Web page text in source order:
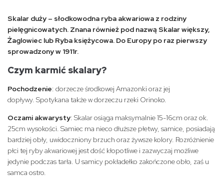
Skalar duży – słodkowodna ryba akwariowa z rodziny
pielęgnicowatych. Znana również pod nazwą Skalar większy,
Żaglowiec lub Ryba księżycowa. Do Europy po raz pierwszy
sprowadzony w 1911r.
Czym karmić skalary?
Pochodzenie: dorzecze środkowej Amazonki oraz jej
dopływy. Spotykana także w dorzeczu rzeki Orinoko.
Oczami akwarysty: Skalar osiąga maksymalnie 15-16cm oraz ok.
25cm wysokości. Samiec ma nieco dłuższe płetwy, samice, posiadają
bardziej obły, uwidoczniony brzuch oraz żywsze kolory. Rozróżnienie
płci tej ryby akwariowej jest dość kłopotliwe i zazwyczaj możliwe
jedynie podczas tarła. U samicy pokładełko zakończone obło, zaś u
samca ostro.